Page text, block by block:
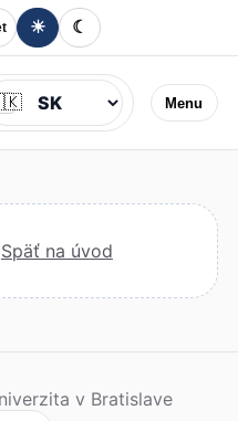
☀ ☾
Menu
Jazyk
Späť na úvod
v Bratislave